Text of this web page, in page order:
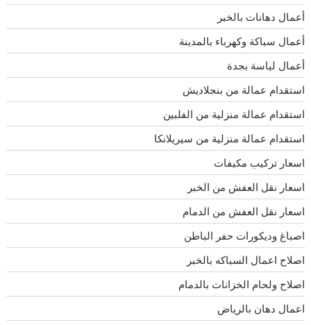
أعمال دهانات بالخبر
أعمال سباكة وكهرباء بالمدينة
أعمال لياسة بجدة
استقدام عمالة من بنجلاديش
استقدام عمالة منزلية من الفلبين
استقدام عمالة منزلية من سيريلانكا
اسعار تركيب مكيفات
اسعار نقل العفش من الخبر
اسعار نقل العفش من الدمام
اصباغ وديكورات حفر الباطن
اصلاح اعمال السباكه بالخبر
اصلاح ولحام الخزانات بالدمام
اعمال دهان بالرياض